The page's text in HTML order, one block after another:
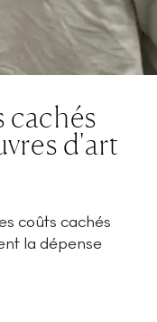
cachés
d'art
coûts cachés
la dépense